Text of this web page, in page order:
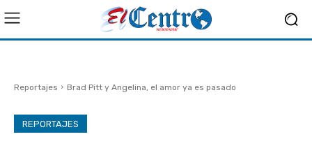
Reportajes Brad Pitt y Angelina, el amor ya es pasado
REPORTAJES